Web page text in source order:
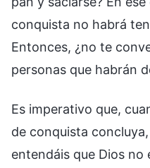
conquista no habrá
Entonces, ¿no te
personas que habrán
Es imperativo que,
de conquista
entendáis que Dios no